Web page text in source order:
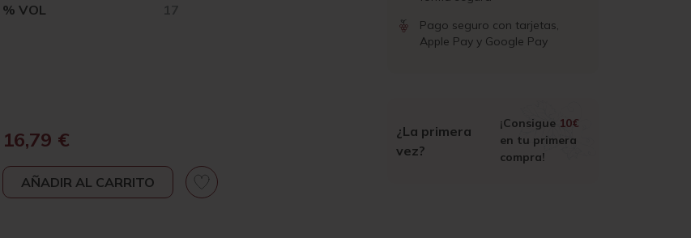
% VOL 17
16,79 €
AÑADIR AL CARRITO
Pago seguro con tarjetas,
Apple Pay y Google Pay
¿La primera
vez?
¡Consigue 10€
en tu primera
compra!